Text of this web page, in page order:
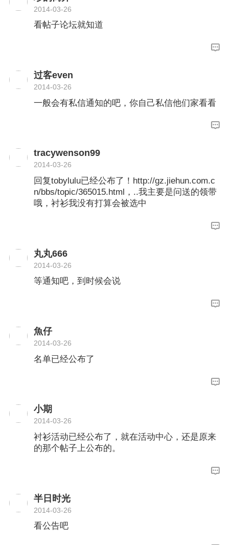
2014-03-26
看帖子论坛就知道
过客even
2014-03-26
一般会有私信通知的吧，你自己私信他们家看看
tracywenson99
2014-03-26
回复tobylulu已经公布了！http://gz.jiehun.com.c
n/bbs/topic/365015.html，..我主要是问送的领带
哦，衬衫我没有打算会被选中
丸丸666
2014-03-26
等通知吧，到时候会说
魚仔
2014-03-26
名单已经公布了
小期
2014-03-26
衬衫活动已经公布了，就在活动中心，还是原来
的那个帖子上公布的。
半日时光
2014-03-26
看公告吧